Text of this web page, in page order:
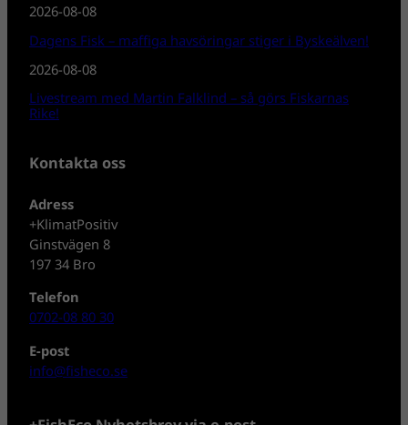
2026-08-08
Dagens Fisk – maffiga havsöringar stiger i Byskeälven!
2026-08-08
Livestream med Martin Falklind – så görs Fiskarnas
Rike!
Kontakta oss
Adress
+KlimatPositiv
Ginstvägen 8
197 34 Bro
Telefon
0702-08 80 30
E-post
info@fisheco.se